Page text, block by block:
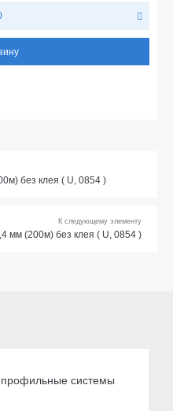
без клея ( U, 0854 )
К следующему элементу
мм (200м) без клея ( U, 0854 )
системы